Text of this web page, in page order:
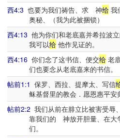
西4:3 也要为我们祷告、求 神给 我
奥秘、（我为此被捆锁）
西4:13 他为你们和老底嘉并希拉波
我可以给他作见证的。
西4:16 你们念了这书信、便交给 老
们也要念从老底嘉来的书信。
帖前1:1 保罗、西拉、提摩太、写信
稣基督里的教会．愿恩惠平安
帖前2:2 我们从前在腓立比被害受辱
靠我们的 神放开胆量、在
们。